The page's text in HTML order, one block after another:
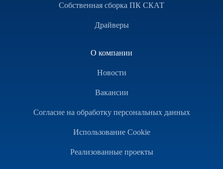
Собственная сборка ПК СКАТ
Драйверы
О компании
Новости
Вакансии
Согласие на обработку персональных данных
Использование Cookie
Реализованные проекты